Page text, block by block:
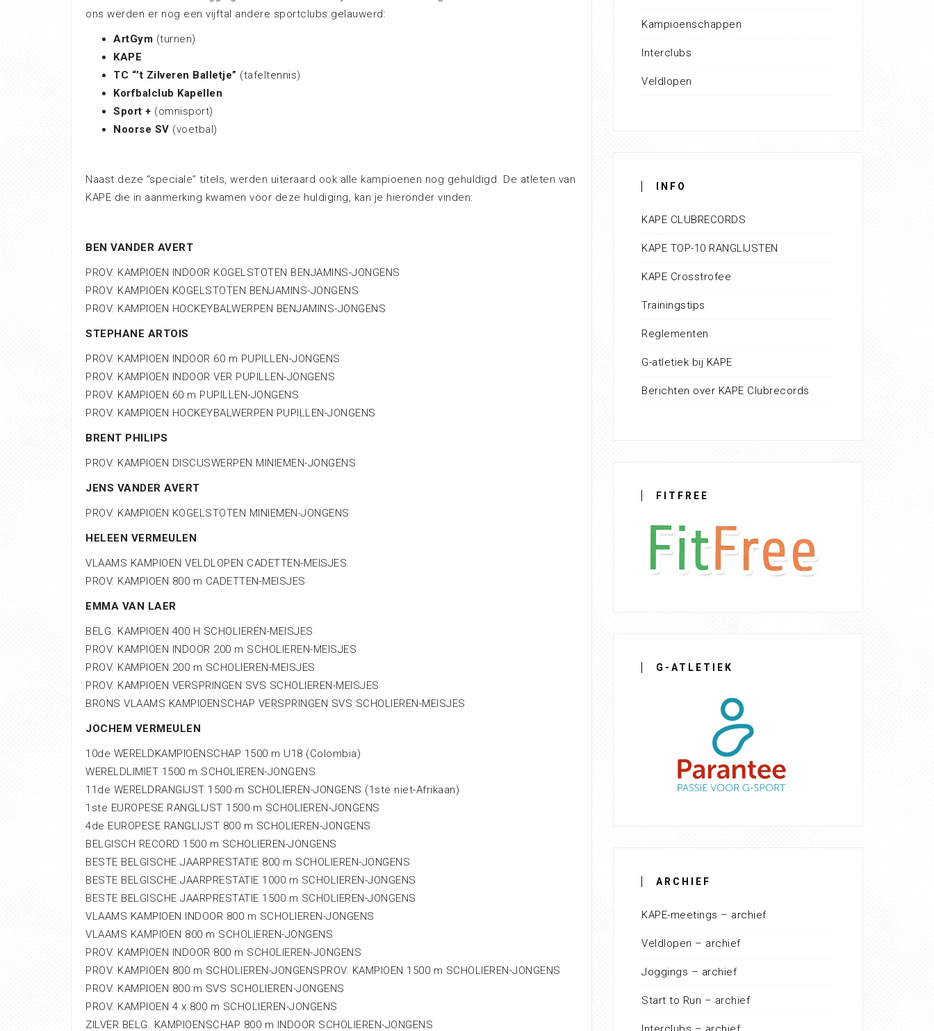
ons werden er nog een vijftal andere sportclubs gelauwerd:
ArtGym (turnen)
KAPE
TC “’t Zilveren Balletje” (tafeltennis)
Korfbalclub Kapellen
Sport + (omnisport)
Noorse SV (voetbal)
Naast deze “speciale” titels, werden uiteraard ook alle kampioenen nog gehuldigd. De atleten van
KAPE die in aanmerking kwamen voor deze huldiging, kan je hieronder vinden:
BEN VANDER AVERT
PROV. KAMPIOEN INDOOR KOGELSTOTEN BENJAMINS-JONGENS
PROV. KAMPIOEN KOGELSTOTEN BENJAMINS-JONGENS
PROV. KAMPIOEN HOCKEYBALWERPEN BENJAMINS-JONGENS
STEPHANE ARTOIS
PROV. KAMPIOEN INDOOR 60 m PUPILLEN-JONGENS
PROV. KAMPIOEN INDOOR VER PUPILLEN-JONGENS
PROV. KAMPIOEN 60 m PUPILLEN-JONGENS
PROV. KAMPIOEN HOCKEYBALWERPEN PUPILLEN-JONGENS
BRENT PHILIPS
PROV. KAMPIOEN DISCUSWERPEN MINIEMEN-JONGENS
JENS VANDER AVERT
PROV. KAMPIOEN KOGELSTOTEN MINIEMEN-JONGENS
HELEEN VERMEULEN
VLAAMS KAMPIOEN VELDLOPEN CADETTEN-MEISJES
PROV. KAMPIOEN 800 m CADETTEN-MEISJES
EMMA VAN LAER
BELG. KAMPIOEN 400 H SCHOLIEREN-MEISJES
PROV. KAMPIOEN INDOOR 200 m SCHOLIEREN-MEISJES
PROV. KAMPIOEN 200 m SCHOLIEREN-MEISJES
PROV. KAMPIOEN VERSPRINGEN SVS SCHOLIEREN-MEISJES
BRONS VLAAMS KAMPIOENSCHAP VERSPRINGEN SVS SCHOLIEREN-MEISJES
JOCHEM VERMEULEN
10de WERELDKAMPIOENSCHAP 1500 m U18 (Colombia)
WERELDLIMIET 1500 m SCHOLIEREN-JONGENS
11de WERELDRANGIJST 1500 m SCHOLIEREN-JONGENS (1ste niet-Afrikaan)
1ste EUROPESE RANGLIJST 1500 m SCHOLIEREN-JONGENS
4de EUROPESE RANGLIJST 800 m SCHOLIEREN-JONGENS
BELGISCH RECORD 1500 m SCHOLIEREN-JONGENS
BESTE BELGISCHE JAARPRESTATIE 800 m SCHOLIEREN-JONGENS
BESTE BELGISCHE JAARPRESTATIE 1000 m SCHOLIEREN-JONGENS
BESTE BELGISCHE JAARPRESTATIE 1500 m SCHOLIEREN-JONGENS
VLAAMS KAMPIOEN INDOOR 800 m SCHOLIEREN-JONGENS
VLAAMS KAMPIOEN 800 m SCHOLIEREN-JONGENS
PROV. KAMPIOEN INDOOR 800 m SCHOLIEREN-JONGENS
PROV. KAMPIOEN 800 m SCHOLIEREN-JONGENSPROV. KAMPIOEN 1500 m SCHOLIEREN-JONGENS
PROV. KAMPIOEN 800 m SVS SCHOLIEREN-JONGENS
PROV. KAMPIOEN 4 x 800 m SCHOLIEREN-JONGENS
ZILVER BELG. KAMPIOENSCHAP 800 m INDOOR SCHOLIEREN-JONGENS
Kampioenschappen
Interclubs
Veldlopen
INFO
KAPE CLUBRECORDS
KAPE TOP-10 RANGLIJSTEN
KAPE Crosstrofee
Trainingstips
Reglementen
G-atletiek bij KAPE
Berichten over KAPE Clubrecords
FITFREE
G-ATLETIEK
ARCHIEF
KAPE-meetings – archief
Veldlopen – archief
Joggings – archief
Start to Run – archief